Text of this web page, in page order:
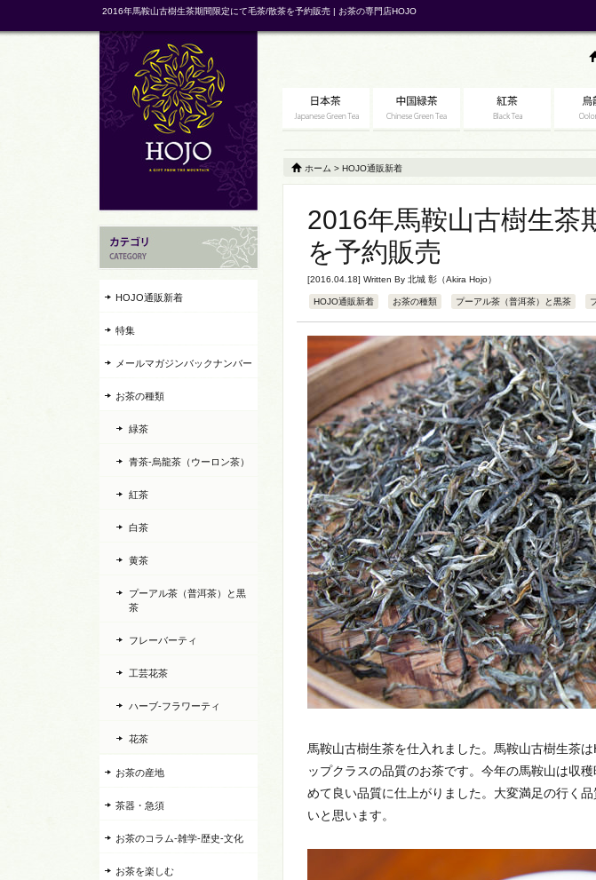
2016年馬鞍山古樹生茶期間限定にて毛茶/散茶を予約販売 | お茶の専門店HOJO
ホーム > HOJO通販新着
2016年馬鞍山古樹生茶
を予約販売
[2016.04.18] Written By 北城 彰（Akira Hojo）
HOJO通販新着 お茶の種類 プーアル茶（普洱茶）と黒茶
馬鞍山古樹生茶を仕入れました。馬鞍山古樹生茶
ップクラスの品質のお茶です。今年の馬鞍山は収
めて良い品質に仕上がりました。大変満足の行く
いと思います。
HOJO通販新着
特集
メールマガジンバックナンバー
お茶の種類
緑茶
青茶-烏龍茶（ウーロン茶）
紅茶
白茶
黄茶
プーアル茶（普洱茶）と黒
茶
フレーバーティ
工芸花茶
ハーブ-フラワーティ
花茶
お茶の産地
茶器・急須
お茶のコラム-雑学-歴史-文化
お茶を楽しむ